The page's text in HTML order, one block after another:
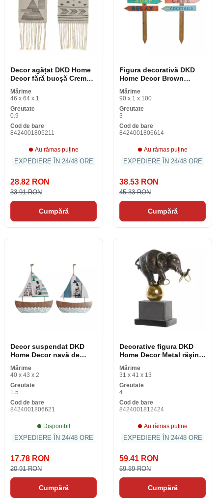
Decor agățat DKD Home
Decor fără bucșă Cremă
neagră geometrică Boho
46 x 1 x 64 cm (2 bucăți)
Mărime
46 x 64 x 1
Greutate
0.9
Cod de bare
8424001805211
Au rămas puține
EXPEDIERE ÎN 24/48 ORE
28.82 RON
33.91 RON
Cumpără
Figura decorativă DKD
Home Decor Brown
Multicolor Beach
Semnale mediteraneene
bucăţi)
Mărime
90 x 1 x 100
Greutate
3
Cod de bare
8424001806614
Au rămas puține
EXPEDIERE ÎN 24/48 ORE
38.53 RON
45.33 RON
Cumpără
Decor suspendat DKD
Home Decor navă de
navigație maro multicolor
mediteranean 40 x 2 x 43
Mărime
40 x 43 x 2
Greutate
1.5
Cod de bare
8424001806621
Disponibil
EXPEDIERE ÎN 24/48 ORE
17.78 RON
20.91 RON
Cumpără
Decorative figura DKD
Home Decor Metal răşină
elefant (31 x 13 x 41 cm)
Mărime
31 x 41 x 13
Greutate
4
Cod de bare
8424001812424
Au rămas puține
EXPEDIERE ÎN 24/48 ORE
59.41 RON
69.89 RON
Cumpără